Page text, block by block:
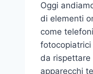
Oggi
di elementi
come
fotocopiatrici
da rispettare
apparecchi